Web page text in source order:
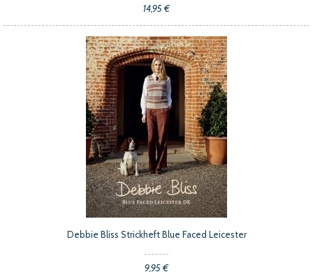
14,95 €
Debbie Bliss Strickheft Blue Faced Leicester
9,95 €